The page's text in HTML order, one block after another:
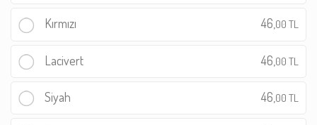
Kırmızı 46,00 TL
Lacivert 46, 00 TL
Siyah 46, 00 TL